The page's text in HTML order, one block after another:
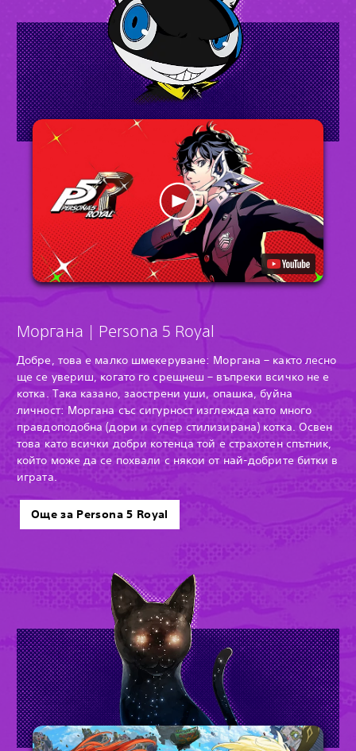
Моргана | Persona 5 Royal
Добре, това е малко шмекеруване: Моргана – както лесно
ще се увериш, когато го срещнеш – въпреки всичко не е
котка. Така казано, заострени уши, опашка, буйна
личност: Моргана със сигурност изглежда като много
правдоподобна (дори и супер стилизирана) котка. Освен
това като всички добри котенца той е страхотен спътник,
който може да се похвали с някои от най-добрите битки в
играта.
Още за Persona 5 Royal